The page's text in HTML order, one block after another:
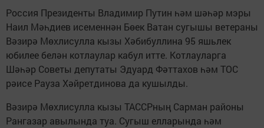
Россия Президенты Владимир Путин һәм шәһәр мэры
Наил Мәһдиев исеменнән Бөек Ватан сугышы ветераны
Вәзирә Мөхлисулла кызы Хәбибуллина 95 яшьлек
юбилее белән котлаулар кабул итте. Котлауларга
Шәһәр Советы депутаты Эдуард Фәттахов һәм ТОС
рәисе Рауза Хәйретдинова да кушылды.
Вәзирә Мөхлисулла кызы ТАССРның Сарман районы
Рангазар авылында туа. Сугыш елларында һәм